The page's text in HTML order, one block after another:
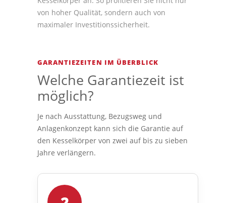
von hoher Qualität, sondern auch von
maximaler Investitionssicherheit.
GARANTIEZEITEN IM ÜBERBLICK
Welche Garantiezeit ist
möglich?
Je nach Ausstattung, Bezugsweg und
Anlagenkonzept kann sich die Garantie auf
den Kesselkörper von zwei auf bis zu sieben
Jahre verlängern.